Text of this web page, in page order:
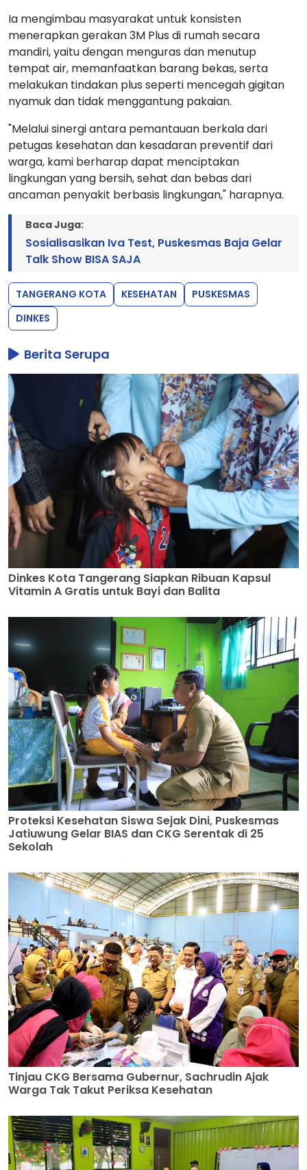
Ia mengimbau masyarakat untuk konsisten
menerapkan gerakan 3M Plus di rumah secara
mandiri, yaitu dengan menguras dan menutup
tempat air, memanfaatkan barang bekas, serta
melakukan tindakan plus seperti mencegah gigitan
nyamuk dan tidak menggantung pakaian.
"Melalui sinergi antara pemantauan berkala dari
petugas kesehatan dan kesadaran preventif dari
warga, kami berharap dapat menciptakan
lingkungan yang bersih, sehat dan bebas dari
ancaman penyakit berbasis lingkungan," harapnya.
Baca Juga:
Sosialisasikan Iva Test, Puskesmas Baja Gelar
Talk Show BISA SAJA
TANGERANG KOTA KESEHATAN
PUSKESMAS
DINKES
Berita Serupa
Dinkes Kota Tangerang Siapkan Ribuan Kapsul
Vitamin A Gratis untuk Bayi dan Balita
Proteksi Kesehatan Siswa Sejak Dini, Puskesmas
Jatiuwung Gelar BIAS dan CKG Serentak di 25
Sekolah
Tinjau CKG Bersama Gubernur, Sachrudin Ajak
Warga Tak Takut Periksa Kesehatan